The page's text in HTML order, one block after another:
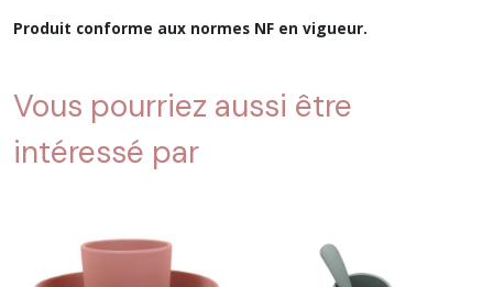
Produit conforme aux normes NF en vigueur.
Vous pourriez aussi être
intéressé par